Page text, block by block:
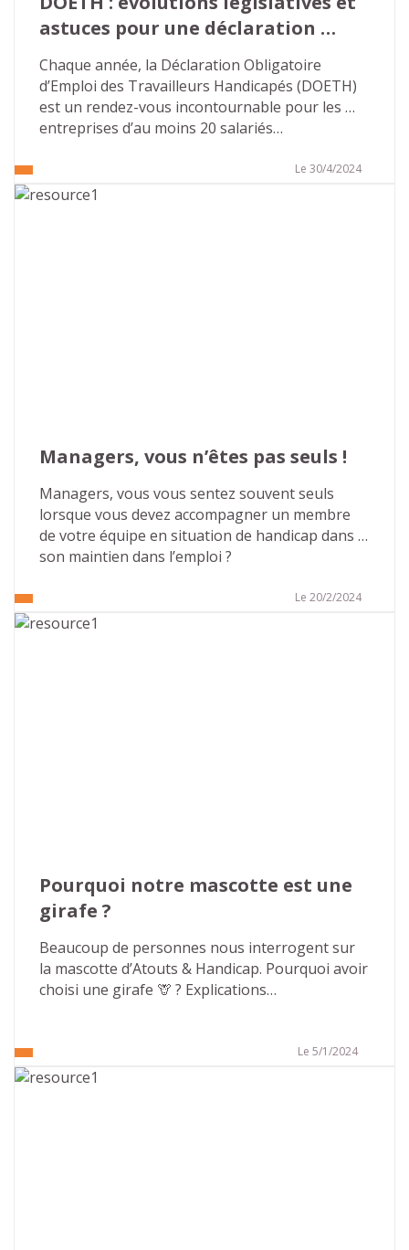
astuces pour une déclaration
réussie
Chaque année, la Déclaration Obligatoire
d’Emploi des Travailleurs Handicapés (DOETH)
est un rendez-vous incontournable pour les
entreprises d’au moins 20 salariés…
Le 30/4/2024
Managers, vous n’êtes pas seuls !
Managers, vous vous sentez souvent seuls
lorsque vous devez accompagner un membre
de votre équipe en situation de handicap dans
son maintien dans l’emploi ?
Le 20/2/2024
Pourquoi notre mascotte est une
girafe ?
Beaucoup de personnes nous interrogent sur
la mascotte d’Atouts & Handicap. Pourquoi avoir
choisi une girafe 🦒 ? Explications…
Le 5/1/2024